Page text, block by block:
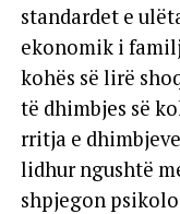
standardet e
ekonomik i
kohës së lirë
të dhimbjes së
rritja e
lidhur ngushtë
shpjegon